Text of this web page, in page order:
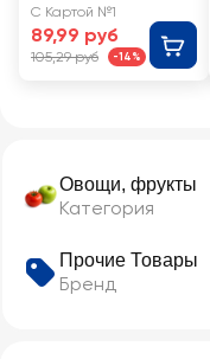
Овощи, фрукты
Категория
Прочие Товары
Бренд
С Картой №1
89,99 руб
105,29 руб -14%